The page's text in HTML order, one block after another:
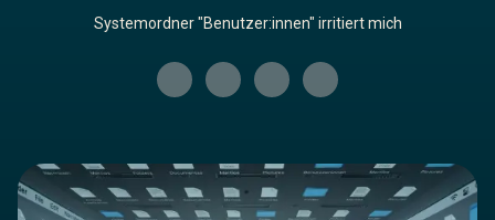
Systemordner "Benutzer:innen" irritiert mich